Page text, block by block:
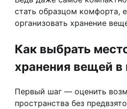
стать образцом комфорта,
организовать хранение
Как выбрать
хранения вещей в
Первый шаг — оценить
пространства без